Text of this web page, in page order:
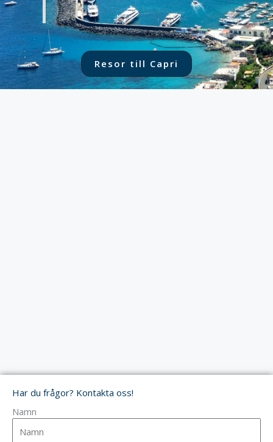
Resor till Capri
Har du frågor? Kontakta oss!
Namn